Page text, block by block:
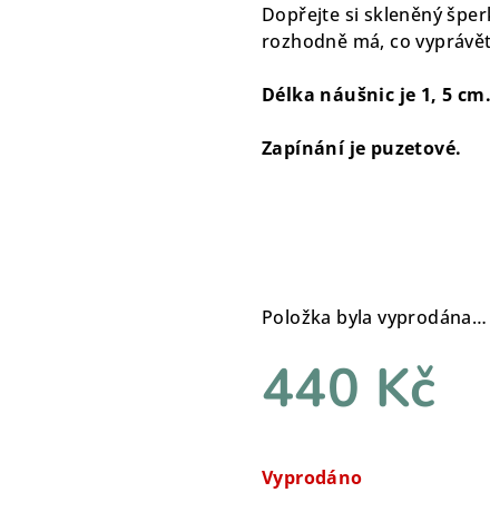
Dopřejte si skleněný
rozhodně má, co
Délka náušnic je 1, 5 cm.
Zapínání je puzetové.
Položka byla vyprodána…
440 Kč
cena:
Vyprodáno